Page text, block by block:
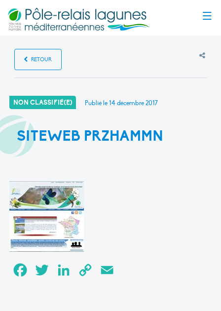
RETOUR
NON CLASSIFIÉ(E) Publié le14 décembre 2017
SITEWEB PRZHAMMN
FacebookTwitter LinkedInCopy